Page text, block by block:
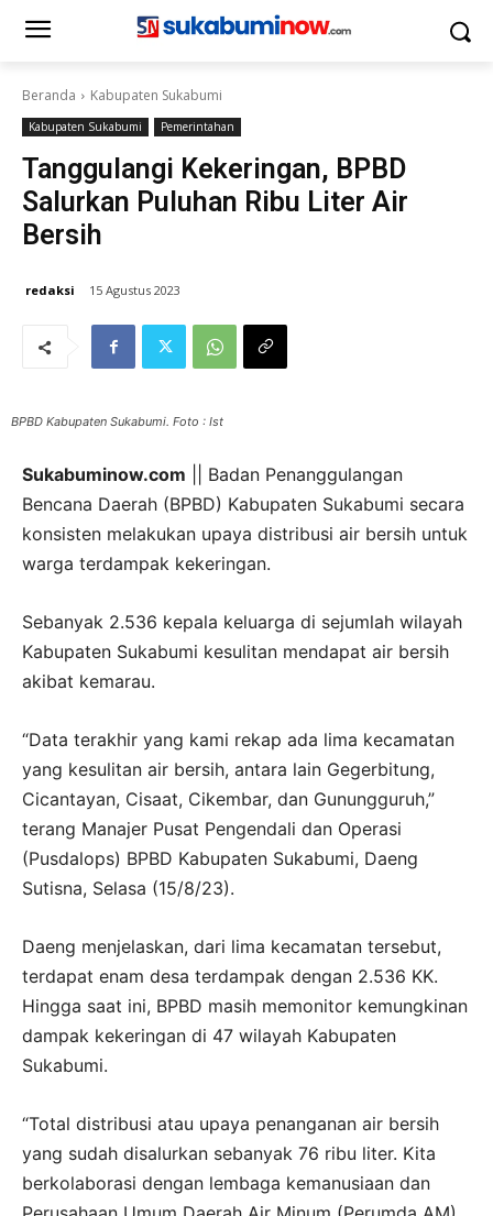
Beranda Kabupaten Sukabumi
Kabupaten Sukabumi Pemerintahan
Tanggulangi Kekeringan, BPBD
Salurkan Puluhan Ribu Liter Air
Bersih
redaksi 15 Agustus 2023
BPBD Kabupaten Sukabumi. Foto : Ist
Sukabuminow.com || Badan Penanggulangan
Bencana Daerah (BPBD) Kabupaten Sukabumi secara
konsisten melakukan upaya distribusi air bersih untuk
warga terdampak kekeringan.
Sebanyak 2.536 kepala keluarga di sejumlah wilayah
Kabupaten Sukabumi kesulitan mendapat air bersih
akibat kemarau.
“Data terakhir yang kami rekap ada lima kecamatan
yang kesulitan air bersih, antara lain Gegerbitung,
Cicantayan, Cisaat, Cikembar, dan Gunungguruh,”
terang Manajer Pusat Pengendali dan Operasi
(Pusdalops) BPBD Kabupaten Sukabumi, Daeng
Sutisna, Selasa (15/8/23).
Daeng menjelaskan, dari lima kecamatan tersebut,
terdapat enam desa terdampak dengan 2.536 KK.
Hingga saat ini, BPBD masih memonitor kemungkinan
dampak kekeringan di 47 wilayah Kabupaten
Sukabumi.
“Total distribusi atau upaya penanganan air bersih
yang sudah disalurkan sebanyak 76 ribu liter. Kita
berkolaborasi dengan lembaga kemanusiaan dan